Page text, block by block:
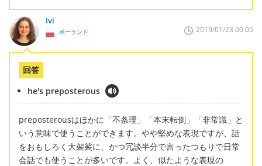
Ivi
ポーランド 2019/01/23 00:05
回答
he's preposterous
preposterousはほかに「不条理」「本末転倒」「非常識」と
いう意味で使うことができます。やや堅めな表現ですが、話
をおもしろく大袈裟に、かつ冗談半分で言ったつもりで日常
会話でも使うことが多いです。よく、似たような表現の